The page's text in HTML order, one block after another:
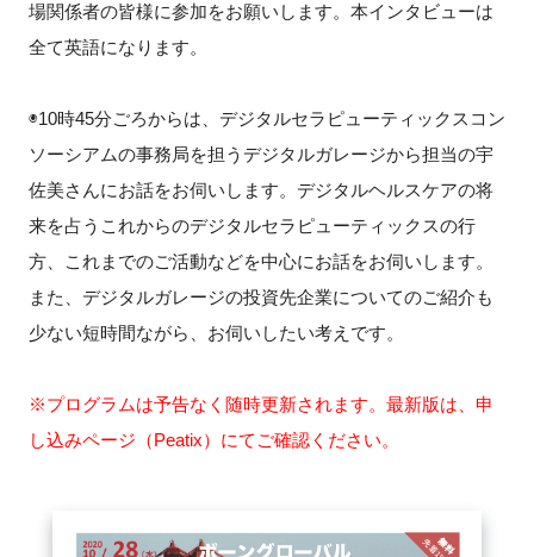
FAQ
イベントお知らせメール登録
場関係者の皆様に参加をお願いします。本インタビューは
全て英語になります。
◉10時45分ごろからは、デジタルセラピューティックスコン
ソーシアムの事務局を担うデジタルガレージから担当の宇
佐美さんにお話をお伺いします。デジタルヘルスケアの将
来を占うこれからのデジタルセラピューティックスの行
方、これまでのご活動などを中心にお話をお伺いします。
また、デジタルガレージの投資先企業についてのご紹介も
少ない短時間ながら、お伺いしたい考えです。
※プログラムは予告なく随時更新されます。最新版は、申
し込みページ（Peatix）にてご確認ください。